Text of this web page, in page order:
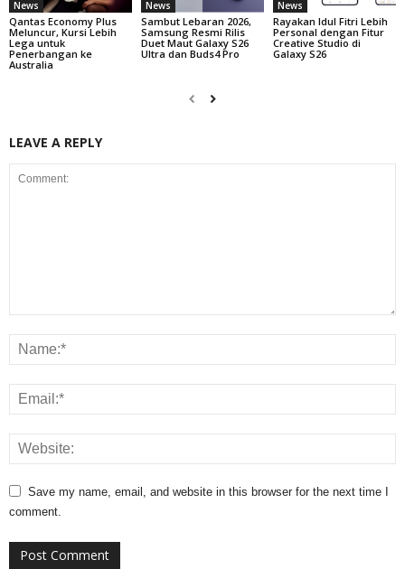
News
Qantas Economy Plus
Meluncur, Kursi Lebih
Lega untuk
Penerbangan ke
Australia
News
Sambut Lebaran 2026,
Samsung Resmi Rilis
Duet Maut Galaxy S26
Ultra dan Buds4 Pro
News
Rayakan Idul Fitri Lebih
Personal dengan Fitur
Creative Studio di
Galaxy S26
LEAVE A REPLY
Save my name, email, and website in this browser for the next time I
comment.